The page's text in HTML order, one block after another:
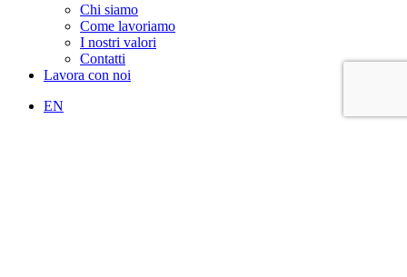
Chi siamo
Come lavoriamo
I nostri valori
Contatti
Lavora con noi
EN